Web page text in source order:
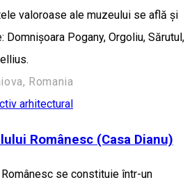
valoroase ale muzeului se află și
Domnișoara Pogany, Orgoliu, Sărutul,
Romania
arhitectural
Românesc (Casa Dianu)
se constituie într-un